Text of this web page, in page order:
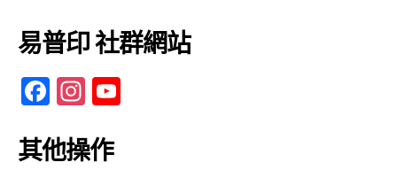
易普印 社群網站
F
c
In
a
其他操作